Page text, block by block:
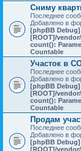
Сниму
Последнее
Добавлено в
[phpBB Debug]
[ROOT]/
count():
Countable
Участок в
Последнее
Добавлено в
[phpBB Debug]
[ROOT]/
count():
Countable
Продам
Последнее
Добавлено в
[phpBB Debug]
[ROOT]/